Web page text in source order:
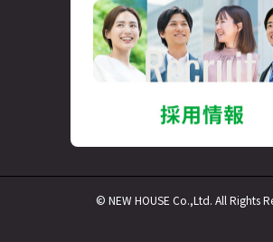
© NEW HOUSE Co.,Ltd. All Rights